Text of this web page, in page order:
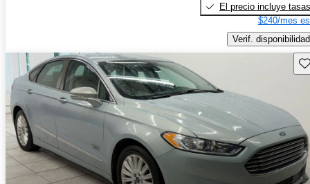
El precio incluye tasas
$240/mes
Verif. disponibilidad